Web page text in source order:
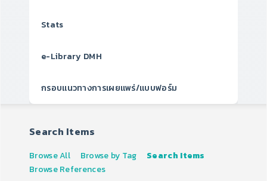
Stats
e-Library DMH
กรอบแนวทางการเผยแพร่/แบบฟอร์ม
Search Items
Browse All Browse by Tag
Search Items
Browse References